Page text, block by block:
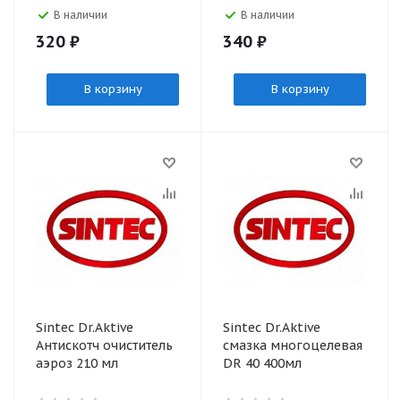
В наличии
320 ₽
В корзину
В наличии
340 ₽
В корзину
Sintec Dr.Aktive
Антискотч очиститель
аэроз 210 мл
Sintec Dr.Aktive
смазка многоцелевая
DR 40 400мл